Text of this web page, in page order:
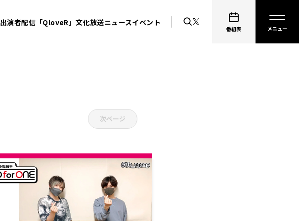
出演者配信「QloveR」文化放送ニュースイベント
番組表
次ページ